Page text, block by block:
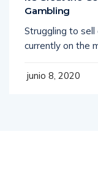
Gambling
Struggling to sell
currently on the
junio 8, 2020